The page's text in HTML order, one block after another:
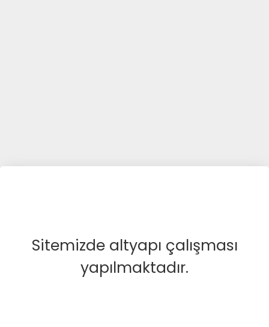
Sitemizde altyapı çalışması
yapılmaktadır.